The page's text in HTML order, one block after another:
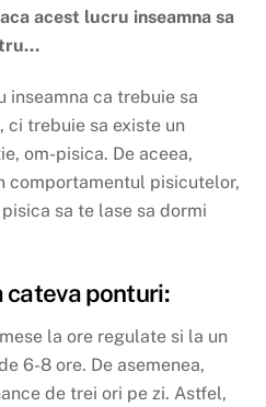
acest lucru inseamna sa
inseamna ca trebuie sa
trebuie sa existe un
om-pisica. De aceea,
comportamentul pisicutelor,
sa te lase sa dormi
cateva ponturi:
la ore regulate si la un
6-8 ore. De asemenea,
de trei ori pe zi. Astfel,